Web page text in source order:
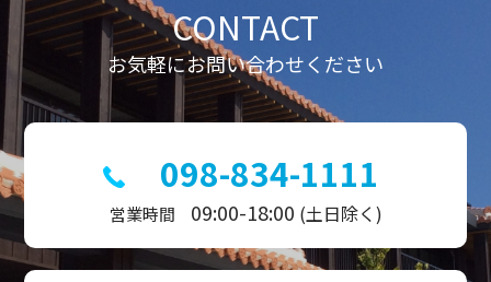
CONTACT
お気軽にお問い合わせください
098-834-1111
営業時間 09:00-18:00 (土日除く)